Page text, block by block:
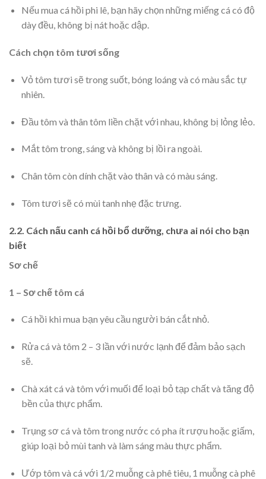
Nếu mua cá hồi phi lê, bạn hãy chọn những miếng cá có độ
dày đều, không bị nát hoặc dập.
Cách chọn tôm tươi sống
Vỏ tôm tươi sẽ trong suốt, bóng loáng và có màu sắc tự
nhiên.
Đầu tôm và thân tôm liền chặt với nhau, không bị lỏng lẻo.
Mắt tôm trong, sáng và không bị lồi ra ngoài.
Chân tôm còn dính chặt vào thân và có màu sáng.
Tôm tươi sẽ có mùi tanh nhẹ đặc trưng.
2.2. Cách nấu canh cá hồi bổ dưỡng, chưa ai nói cho bạn
biết
Sơ chế
1 – Sơ chế tôm cá
Cá hồi khi mua bạn yêu cầu người bán cắt nhỏ.
Rửa cá và tôm 2 – 3 lần với nước lạnh để đảm bảo sạch
sẽ.
Chà xát cá và tôm với muối để loại bỏ tạp chất và tăng độ
bền của thực phẩm.
Trụng sơ cá và tôm trong nước có pha ít rượu hoặc giấm,
giúp loại bỏ mùi tanh và làm sáng màu thực phẩm.
Ướp tôm và cá với 1/2 muỗng cà phê tiêu, 1 muỗng cà phê